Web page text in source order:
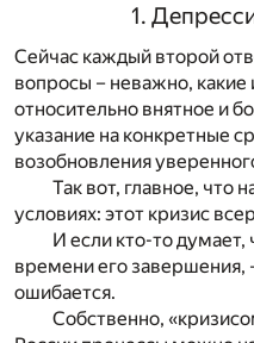
1.
Сейчас каждый второй
вопросы – неважно,
относительно внятное и
указание на конкретные
возобновления
Так вот, главное, что
условиях: этот кризис
И если кто-то
времени его завершения,
ошибается.
Собственно,